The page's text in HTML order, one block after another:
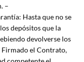
–
Hasta que no se
depósitos que la
devolverse los
el Contrato,